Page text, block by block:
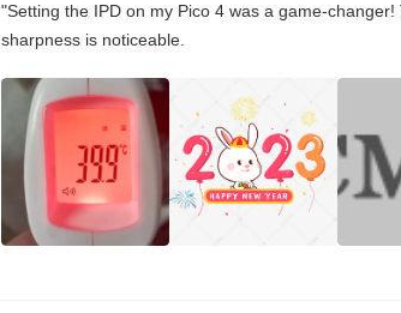
"Setting the IPD on my Pico 4 was a game-
sharpness is noticeable.